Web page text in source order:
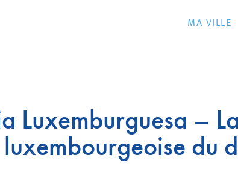
MA VILLE
Luxemburguesa –
du